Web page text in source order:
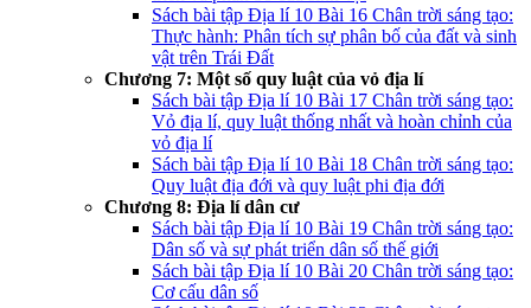
Sách bài tập Địa lí 10 Bài 16 Chân trời sáng tạo:
Thực hành: Phân tích sự phân bố của đất và sinh
vật trên Trái Đất
Chương 7: Một số quy luật của vỏ địa lí
Sách bài tập Địa lí 10 Bài 17 Chân trời sáng tạo:
Vỏ địa lí, quy luật thống nhất và hoàn chỉnh của
vỏ địa lí
Sách bài tập Địa lí 10 Bài 18 Chân trời sáng tạo:
Quy luật địa đới và quy luật phi địa đới
Chương 8: Địa lí dân cư
Sách bài tập Địa lí 10 Bài 19 Chân trời sáng tạo:
Dân số và sự phát triển dân số thế giới
Sách bài tập Địa lí 10 Bài 20 Chân trời sáng tạo:
Cơ cấu dân số